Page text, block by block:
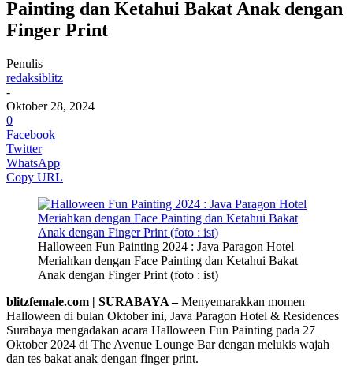
Painting dan Ketahui Bakat Anak dengan
Finger Print
Penulis
redaksiblitz
-
Oktober 28, 2024
0
Facebook
Twitter
WhatsApp
Copy URL
Halloween Fun Painting 2024 : Java Paragon Hotel
Meriahkan dengan Face Painting dan Ketahui Bakat
Anak dengan Finger Print (foto : ist)
blitzfemale.com | SURABAYA –Menyemarakkan momen
Halloween di bulan Oktober ini, Java Paragon Hotel & Residences
Surabaya mengadakan acara Halloween Fun Painting pada 27
Oktober 2024 di The Avenue Lounge Bar dengan melukis wajah
dan tes bakat anak dengan finger print.